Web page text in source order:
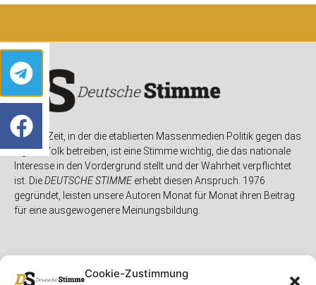
Cookie-Zustimmung
In einer Zeit, in der die etablierten Massenmedien Politik gegen das
eigene Volk betreiben, ist eine Stimme wichtig, die das nationale
Interesse in den Vordergrund stellt und der Wahrheit verpflichtet
ist. DieDEUTSCHE STIMMEerhebt diesen Anspruch. 1976
gegründet, leisten unsere Autoren Monat für Monat ihren Beitrag
für eine ausgewogenere Meinungsbildung.